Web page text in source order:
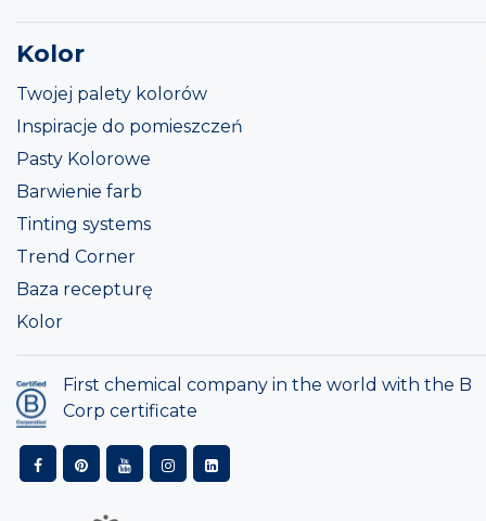
Kolor
Twojej palety kolorów
Inspiracje do pomieszczeń
Pasty Kolorowe
Barwienie farb
Tinting systems
Trend Corner
Baza recepturę
Kolor
First chemical company in the world with the B
Corp certificate